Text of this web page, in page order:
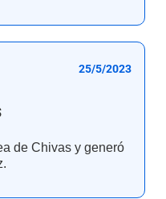
25/5/2023
de Chivas y generó